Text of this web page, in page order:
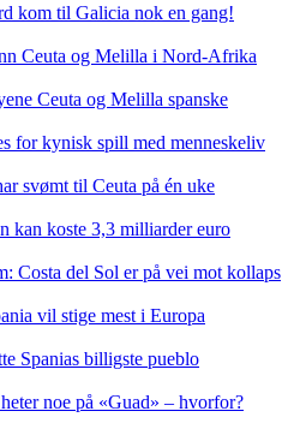
kom til Galicia nok en gang!
Ceuta og Melilla i Nord-Afrika
Ceuta og Melilla spanske
for kynisk spill med menneskeliv
svømt til Ceuta på én uke
kan koste 3,3 milliarder euro
Costa del Sol er på vei mot kollaps
vil stige mest i Europa
Spanias billigste pueblo
noe på «Guad» – hvorfor?